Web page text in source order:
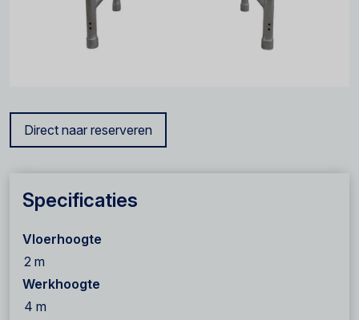
Direct naar reserveren
Specificaties
Vloerhoogte
2 m
Werkhoogte
4 m